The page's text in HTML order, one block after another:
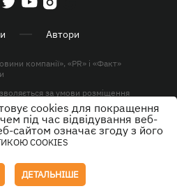
Автори
компанії», «PR» і «Факт»
за умови розміщення
KP.UA в першому абзаці.
права захищені.
cookies для покращення
під час відвідування веб-
сайтом означає згоду з його
COOKIES
ДЕТАЛЬНІШЕ